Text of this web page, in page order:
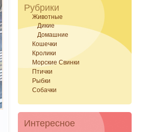
Рубрики
Животные
Дикие
Домашние
Кошечки
Кролики
Морские Свинки
Птички
Рыбки
Собачки
Интересное